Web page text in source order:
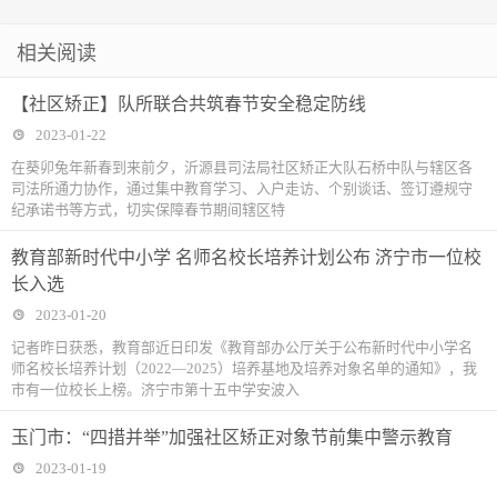
相关阅读
【社区矫正】队所联合共筑春节安全稳定防线
2023-01-22
在葵卯兔年新春到来前夕，沂源县司法局社区矫正大队石桥中队与辖区各
司法所通力协作，通过集中教育学习、入户走访、个别谈话、签订遵规守
纪承诺书等方式，切实保障春节期间辖区特
教育部新时代中小学 名师名校长培养计划公布 济宁市一位校
长入选
2023-01-20
记者昨日获悉，教育部近日印发《教育部办公厅关于公布新时代中小学名
师名校长培养计划（2022—2025）培养基地及培养对象名单的通知》，我
市有一位校长上榜。济宁市第十五中学安波入
玉门市：“四措并举”加强社区矫正对象节前集中警示教育
2023-01-19